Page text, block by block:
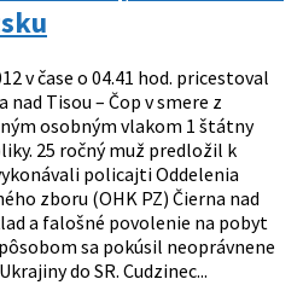
v čase o 04.41 hod. pricestoval
Tisou – Čop v smere z
osobným vlakom 1 štátny
25 ročný muž predložil k
policajti Oddelenia
zboru (OHK PZ) Čierna nad
a falošné povolenie na pobyt
sa pokúsil neoprávnene
do SR. Cudzinec...